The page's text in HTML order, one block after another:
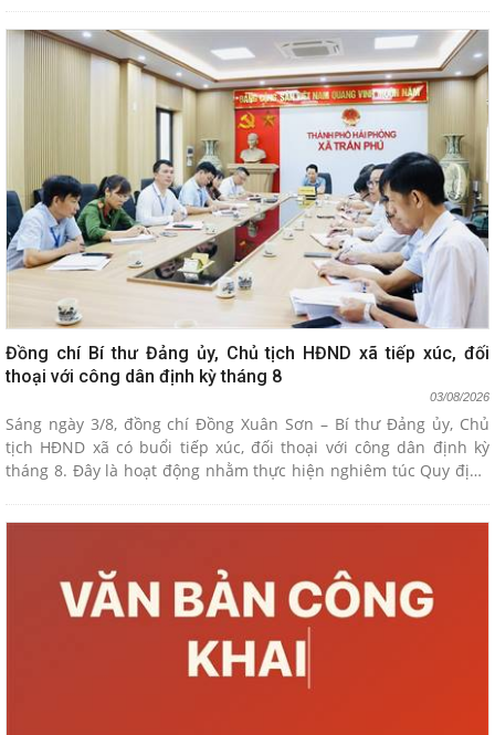
đánh giá kết quả công tác tháng 7, triển khai nhiệm vụ trọng tâm
tháng 8 và thực hiện sinh hoạt chuyên đề theo quy định.
Đồng chí Bí thư Đảng ủy, Chủ tịch HĐND xã tiếp xúc, đối
thoại với công dân định kỳ tháng 8
03/08/2026
Sáng ngày 3/8, đồng chí Đồng Xuân Sơn – Bí thư Đảng ủy, Chủ
tịch HĐND xã có buổi tiếp xúc, đối thoại với công dân định kỳ
tháng 8. Đây là hoạt động nhằm thực hiện nghiêm túc Quy định
nhiệm của người đứng đầu cấp ủy trong việc tiếp dân, đối thoại